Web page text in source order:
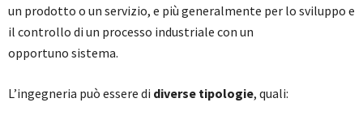
un prodotto o un servizio, e più generalmente per lo sviluppo e
il controllo di un processo industriale con un
opportuno sistema.
L’ingegneria può essere di diverse tipologie, quali: